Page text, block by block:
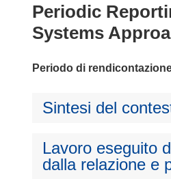
Periodic
Systems
Periodo di
Sintesi del
Lavoro eseguito
dalla relazione e